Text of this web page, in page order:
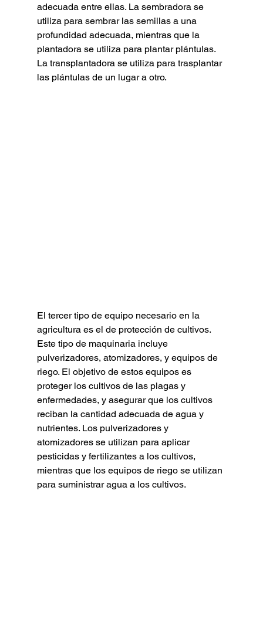
adecuada entre ellas. La sembradora se
utiliza para sembrar las semillas a una
profundidad adecuada, mientras que la
plantadora se utiliza para plantar plántulas.
La transplantadora se utiliza para trasplantar
las plántulas de un lugar a otro.
El tercer tipo de equipo necesario en la
agricultura es el de protección de cultivos.
Este tipo de maquinaria incluye
pulverizadores, atomizadores, y equipos de
riego. El objetivo de estos equipos es
proteger los cultivos de las plagas y
enfermedades, y asegurar que los cultivos
reciban la cantidad adecuada de agua y
nutrientes. Los pulverizadores y
atomizadores se utilizan para aplicar
pesticidas y fertilizantes a los cultivos,
mientras que los equipos de riego se utilizan
para suministrar agua a los cultivos.